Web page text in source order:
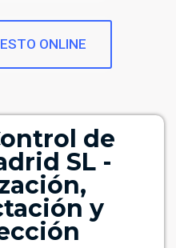
ONLINE
de
SL -
y